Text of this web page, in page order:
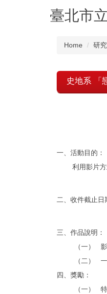
臺北市
Home 研
史地系 「
一、 活動目的：
利用影片
二、 收件截止日
三、 作品說明：
（一）
（二）
四、 獎勵：
（一）